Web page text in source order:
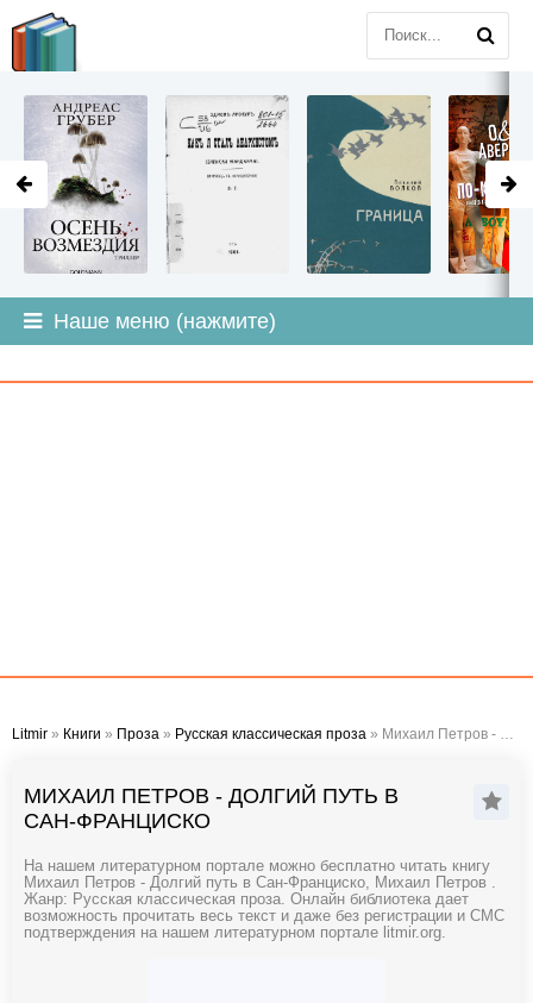
Наше меню (нажмите)
Litmir » Книги » Проза » Русская классическая проза » Михаил Петров - Долгий путь в Сан-Франциско
МИХАИЛ ПЕТРОВ - ДОЛГИЙ ПУТЬ В
САН-ФРАНЦИСКО
На нашем литературном портале можно бесплатно читать книгу
Михаил Петров - Долгий путь в Сан-Франциско, Михаил Петров .
Жанр: Русская классическая проза. Онлайн библиотека дает
возможность прочитать весь текст и даже без регистрации и СМС
подтверждения на нашем литературном портале litmir.org.
LITMIR.ORG